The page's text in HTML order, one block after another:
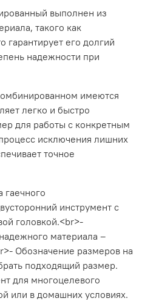
выполнен из
такого как
гарантирует его долгий
надежности при
имеются
легко и быстро
для работы с конкретным
исключения лишних
точное
гаечного
инструмент с
головкой.<br>-
материала –
Обозначение размеров на
подходящий размер.
для многоцелевого
или в домашних условиях.